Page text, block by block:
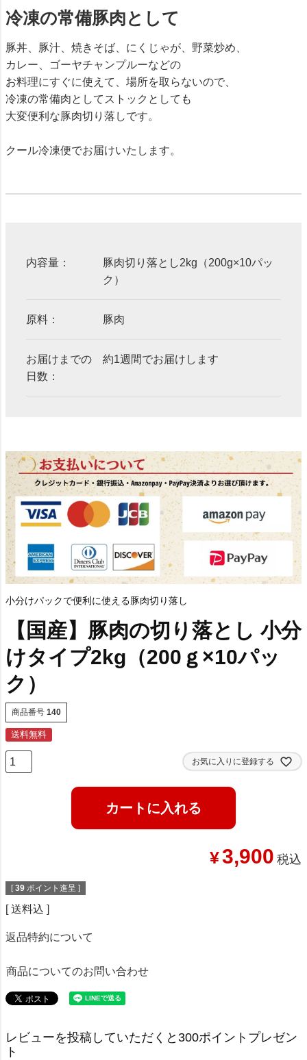
冷凍の常備豚肉として
豚丼、豚汁、焼きそば、にくじゃが、野菜炒め、
カレー、ゴーヤチャンプルーなどの
お料理にすぐに使えて、場所を取らないので、
冷凍の常備肉としてストックとしても
大変便利な豚肉切り落しです。
クール冷凍便でお届けいたします。
内容量：
豚肉切り落とし2kg（200g×10パッ
ク）
原料： 豚肉
お届けまでの
日数：
約1週間でお届けします
小分けパックで便利に使える豚肉切り落し
【国産】豚肉の切り落とし 小分
けタイプ2kg（200ｇ×10パッ
ク）
商品番号 140
送料無料
お気に入りに登録する
カートに入れる
¥3,900 税込
[ 39 ポイント進呈 ]
送料込
返品特約について
商品についてのお問い合わせ
レビューを投稿していただくと300ポイントプレゼン
ト